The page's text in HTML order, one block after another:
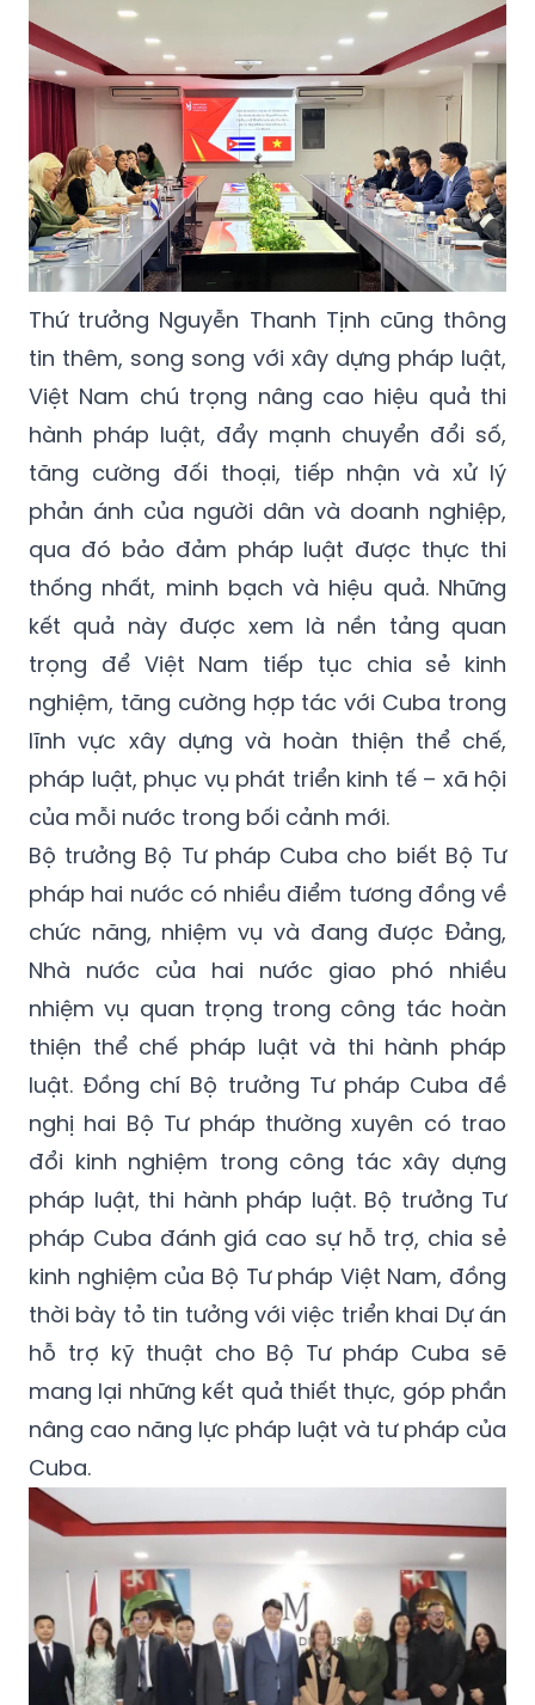
Thứ trưởng Nguyễn Thanh Tịnh cũng thông
tin thêm, song song với xây dựng pháp luật,
Việt Nam chú trọng nâng cao hiệu quả thi
hành pháp luật, đẩy mạnh chuyển đổi số,
tăng cường đối thoại, tiếp nhận và xử lý
phản ánh của người dân và doanh nghiệp,
qua đó bảo đảm pháp luật được thực thi
thống nhất, minh bạch và hiệu quả. Những
kết quả này được xem là nền tảng quan
trọng để Việt Nam tiếp tục chia sẻ kinh
nghiệm, tăng cường hợp tác với Cuba trong
lĩnh vực xây dựng và hoàn thiện thể chế,
pháp luật, phục vụ phát triển kinh tế – xã hội
của mỗi nước trong bối cảnh mới.
Bộ trưởng Bộ Tư pháp Cuba cho biết Bộ Tư
pháp hai nước có nhiều điểm tương đồng về
chức năng, nhiệm vụ và đang được Đảng,
Nhà nước của hai nước giao phó nhiều
nhiệm vụ quan trọng trong công tác hoàn
thiện thể chế pháp luật và thi hành pháp
luật. Đồng chí Bộ trưởng Tư pháp Cuba đề
nghị hai Bộ Tư pháp thường xuyên có trao
đổi kinh nghiệm trong công tác xây dựng
pháp luật, thi hành pháp luật. Bộ trưởng Tư
pháp Cuba đánh giá cao sự hỗ trợ, chia sẻ
kinh nghiệm của Bộ Tư pháp Việt Nam, đồng
thời bày tỏ tin tưởng với việc triển khai Dự án
hỗ trợ kỹ thuật cho Bộ Tư pháp Cuba sẽ
mang lại những kết quả thiết thực, góp phần
nâng cao năng lực pháp luật và tư pháp của
Cuba.